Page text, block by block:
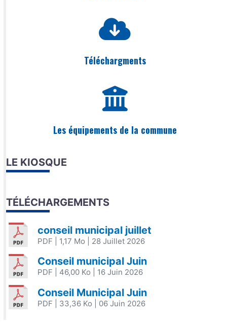
Téléchargments
Les équipements de la commune
LE KIOSQUE
TÉLÉCHARGEMENTS
conseil municipal juillet
PDF | 1,17 Mo | 28 Juillet 2026
Conseil municipal Juin
PDF | 46,00 Ko | 16 Juin 2026
Conseil Municipal Juin
PDF | 33,36 Ko | 06 Juin 2026